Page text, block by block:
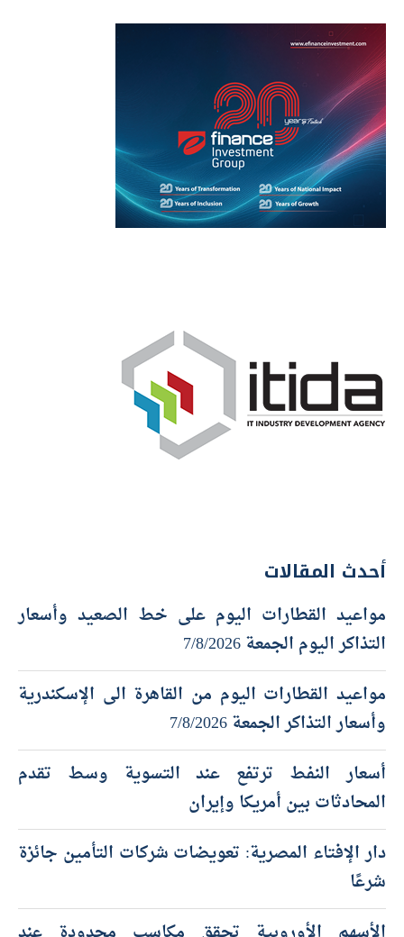
أحدث المقالات
مواعيد القطارات اليوم على خط الصعيد وأسعار
التذاكر اليوم الجمعة 7/8/2026
مواعيد القطارات اليوم من القاهرة الى الإسكندرية
وأسعار التذاكر الجمعة 7/8/2026
أسعار النفط ترتفع عند التسوية وسط تقدم
المحادثات بين أمريكا وإيران
دار الإفتاء المصرية: تعويضات شركات التأمين جائزة
شرعًا